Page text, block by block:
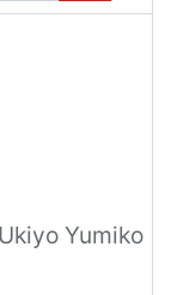
Yumiko